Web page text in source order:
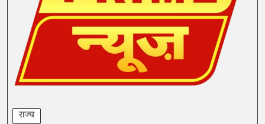
राज्य